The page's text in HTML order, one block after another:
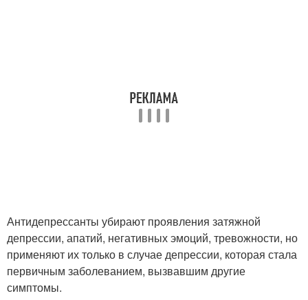
Антидепрессанты убирают проявления затяжной
депрессии, апатий, негативных эмоций, тревожности, но
применяют их только в случае депрессии, которая стала
первичным заболеванием, вызвавшим другие
симптомы.